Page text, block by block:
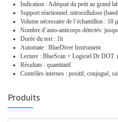
Indication : Adéquat du petit au grand
Support réactionnel: nitrocellulose
Volume nécessaire de l’échantillon : 10
Nombre d’auto-anticorps détectés:
Durée du test : 1h
Automate : BlueDiver Instrument
Lecture : BlueScan + Logiciel Dr DOT
Résultats : quantitatif
Contrôles internes : positif, conjugué,
Produits